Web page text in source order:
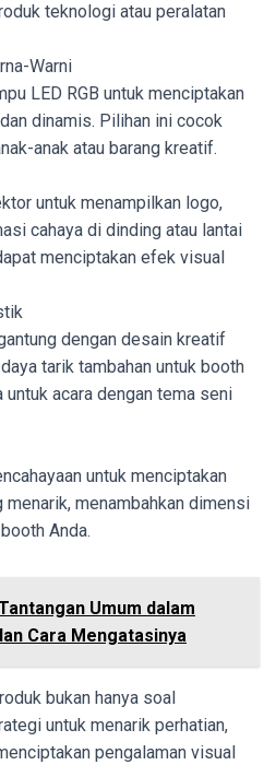
teknologi atau peralatan
Warni
LED RGB untuk menciptakan
dinamis. Pilihan ini cocok
anak atau barang kreatif.
untuk menampilkan logo,
cahaya di dinding atau lantai
menciptakan efek visual
dengan desain kreatif
tarik tambahan untuk booth
untuk acara dengan tema seni
untuk menciptakan
menarik, menambahkan dimensi
Anda.
Umum dalam
Cara Mengatasinya
bukan hanya soal
untuk menarik perhatian,
pengalaman visual